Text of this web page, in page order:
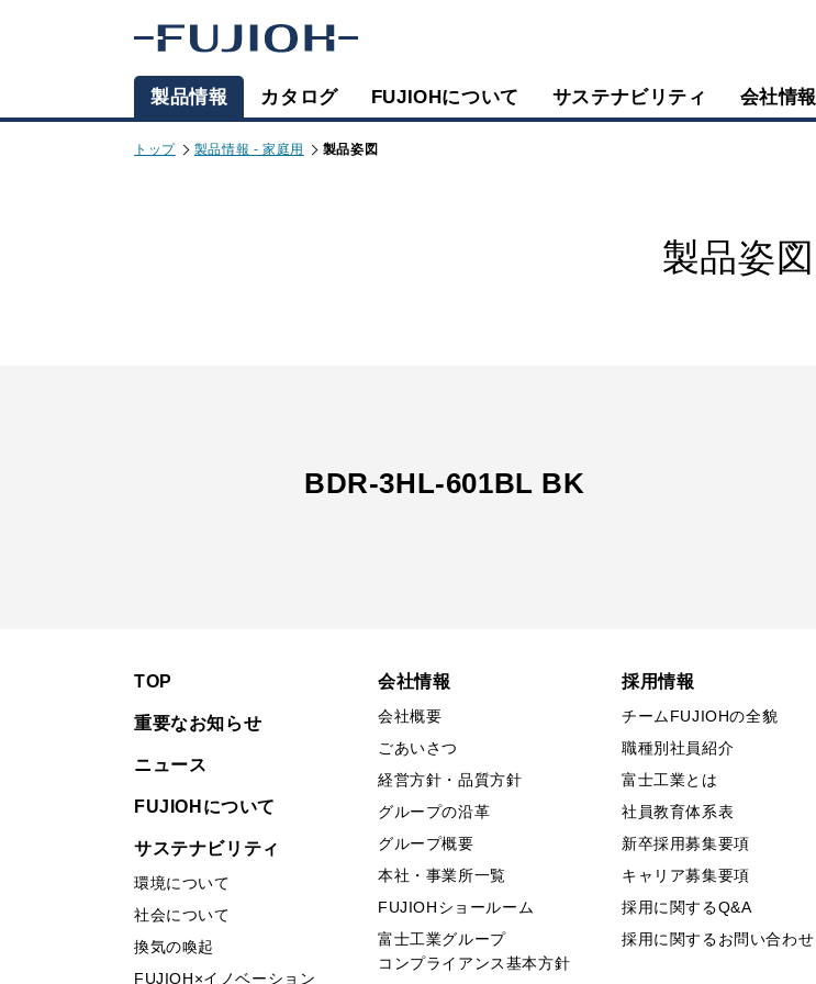
製品情報 カタログ FUJIOHについて サステナビリティ 会社情報
トップ 製品情報 - 家庭用 製品姿図
製品姿図
BDR-3HL-601BL BK
TOP
重要なお知らせ
ニュース
FUJIOHについて
サステナビリティ
環境について
社会について
換気の喚起
FUJIOH×イノベーション
会社情報
会社概要
ごあいさつ
経営方針・品質方針
グループの沿革
グループ概要
本社・事業所一覧
FUJIOHショールーム
富士工業グループ
コンプライアンス基本方針
採用情報
チームFUJIOHの全貌
職種別社員紹介
富士工業とは
社員教育体系表
新卒採用募集要項
キャリア募集要項
採用に関するQ&A
採用に関するお問い合わせ